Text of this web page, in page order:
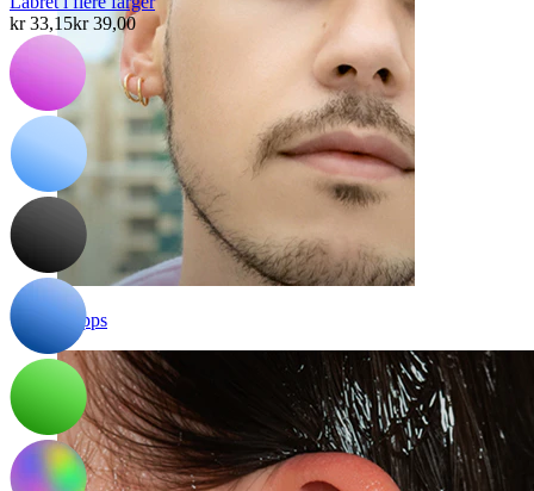
Klipps
kr 33,15kr 39,00